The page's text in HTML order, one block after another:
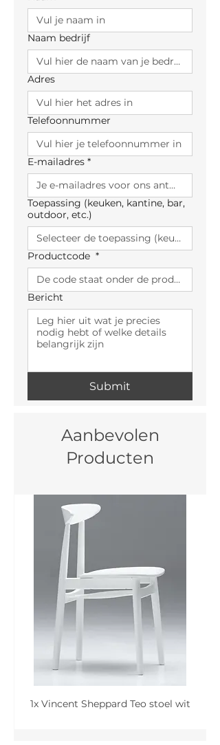
Naam bedrijf
Adres
Telefoonnummer
E-mailadres *
Toepassing (keuken, kantine, bar,
outdoor, etc.)
Productcode *
Bericht
Submit
Aanbevolen
Producten
1x Vincent Sheppard Teo stoel wit